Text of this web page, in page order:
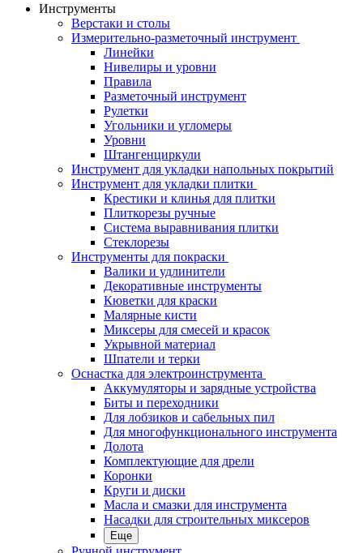
Инструменты
Верстаки и столы
Измерительно-разметочный инструмент
Линейки
Нивелиры и уровни
Правила
Разметочный инструмент
Рулетки
Угольники и угломеры
Уровни
Штангенциркули
Инструмент для укладки напольных покрытий
Инструмент для укладки плитки
Крестики и клинья для плитки
Плиткорезы ручные
Система выравнивания плитки
Стеклорезы
Инструменты для покраски
Валики и удлинители
Декоративные инструменты
Кюветки для краски
Малярные кисти
Миксеры для смесей и красок
Укрывной материал
Шпатели и терки
Оснастка для электроинструмента
Аккумуляторы и зарядные устройства
Биты и переходники
Для лобзиков и сабельных пил
Для многофункционального инструмента
Долота
Комплектующие для дрели
Коронки
Круги и диски
Масла и смазки для инструмента
Насадки для строительных миксеров
Еще